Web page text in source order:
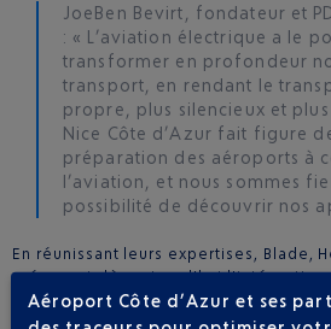
JoeBen Bevirt, fondateur et
: « L’aviation électrique a le
transformer en profondeur
transport, en rendant le
propre, plus silencieux et
Nice Côte d’Azur fait figure
préparation des aéroports à
l’aviation, et nous sommes
possibilité de découvrir nos
En réunissant leurs expertises, Blade,
préparent dès aujourd'hui l'intégration
eVTOLcommerciaux sur la Côte d'Azur,
réseau existant, une expérience
Aéroport Côte d’Azur et ses